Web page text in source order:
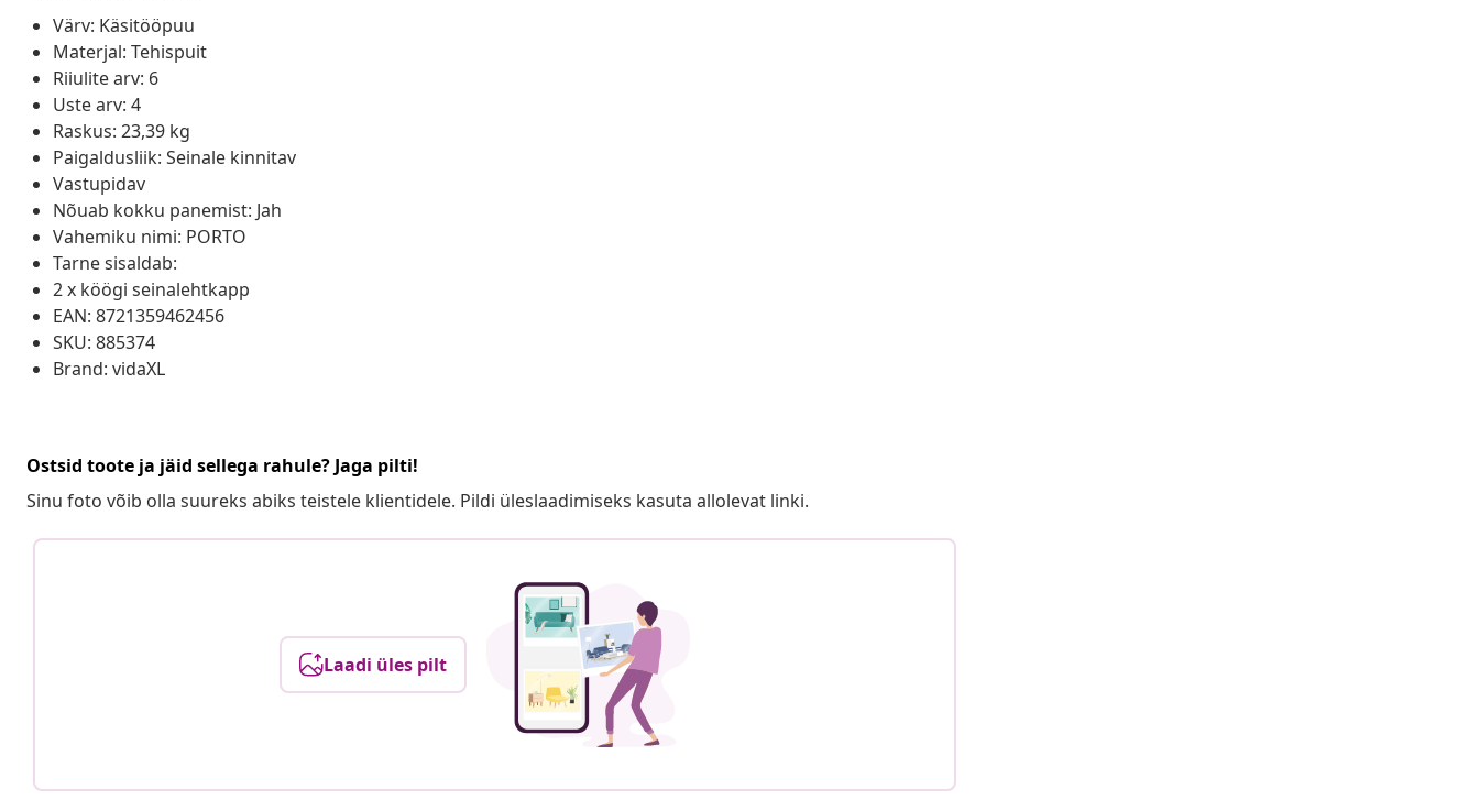
Värv: Käsitööpuu
Materjal: Tehispuit
Riiulite arv: 6
Uste arv: 4
Raskus: 23,39 kg
Paigaldusliik: Seinale kinnitav
Vastupidav
Nõuab kokku panemist: Jah
Vahemiku nimi: PORTO
Tarne sisaldab:
2 x köögi seinalehtkapp
EAN: 8721359462456
SKU: 885374
Brand: vidaXL
Ostsid toote ja jäid sellega rahule? Jaga pilti!
Sinu foto võib olla suureks abiks teistele klientidele. Pildi üleslaadimiseks kasuta allolevat linki.
Laadi üles pilt